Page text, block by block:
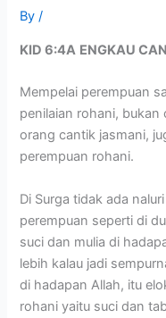
By/
KID 6:4A ENGKAU
Mempelai perempuan
penilaian rohani, bukan
orang cantik jasmani,
perempuan rohani.
Di Surga tidak ada
perempuan seperti di
suci dan mulia di
lebih kalau jadi
di hadapan Allah, itu
rohani yaitu suci dan